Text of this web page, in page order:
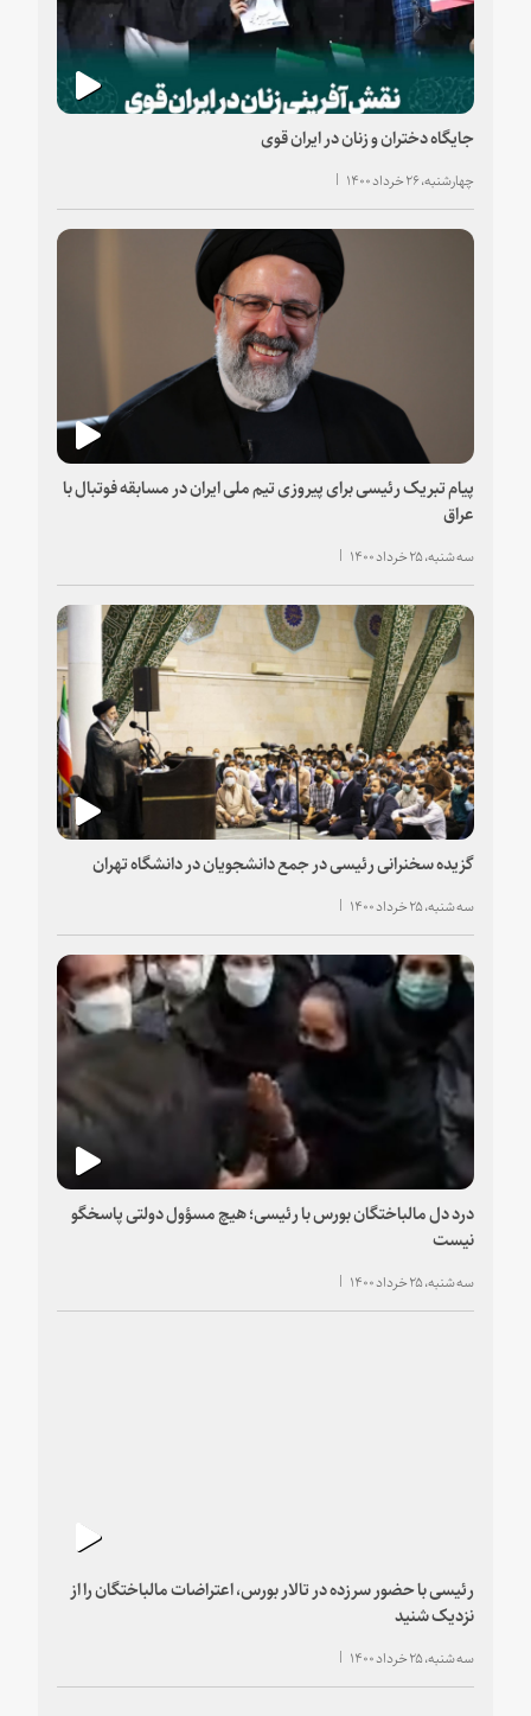
جایگاه دختران و زنان در ایران قوی
چهارشنبه، ۲۶ خرداد ۱۴۰۰
پیام تبریک رئیسی برای پیروزی تیم ملی ایران در مسابقه فوتبال با
عراق
سه شنبه، ۲۵ خرداد ۱۴۰۰
گزیده سخنرانی رئیسی در جمع دانشجویان در دانشگاه تهران
سه شنبه، ۲۵ خرداد ۱۴۰۰
درد دل مالباختگان بورس با رئیسی؛ هیچ مسؤول دولتی پاسخگو
نیست
سه شنبه، ۲۵ خرداد ۱۴۰۰
رئیسی با حضور سرزده در تالار بورس، اعتراضات مالباختگان را از
نزدیک شنید
سه شنبه، ۲۵ خرداد ۱۴۰۰